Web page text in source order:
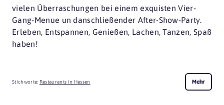
vielen Überraschungen bei einem exquisten Vier-
Gang-Menue un danschließender After-Show-Party.
Erleben, Entspannen, Genießen, Lachen, Tanzen, Spaß
haben!
Stichworte: Restaurants in Hessen Mehr